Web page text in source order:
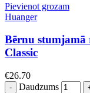
Pievienot grozam
Huanger
Bērnu
Classic
€26.70
Daudzums